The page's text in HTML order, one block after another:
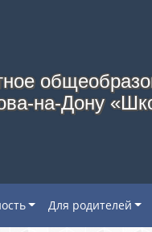
на-Дону
Для родителей